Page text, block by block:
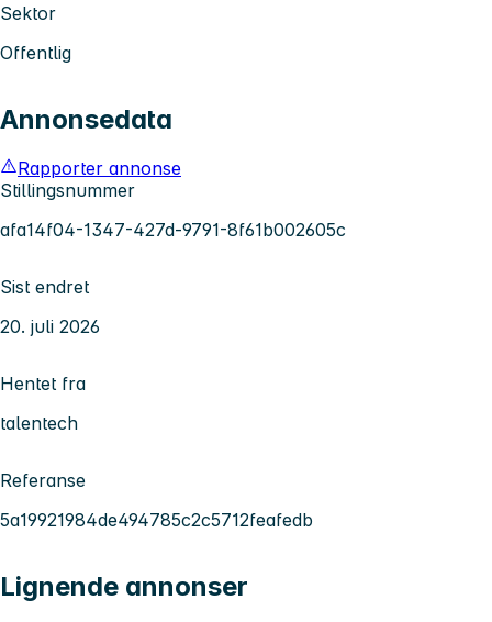
Sektor
Offentlig
Annonsedata
Rapporter annonse
Stillingsnummer
afa14f04-1347-427d-9791-8f61b002605c
Sist endret
20. juli 2026
Hentet fra
talentech
Referanse
5a19921984de494785c2c5712feafedb
Lignende annonser